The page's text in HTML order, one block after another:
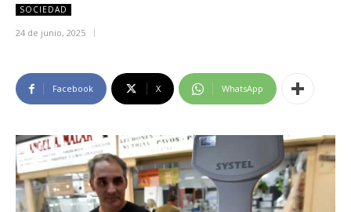
SOCIEDAD
24 de junio, 2025
Facebook X WhatsApp